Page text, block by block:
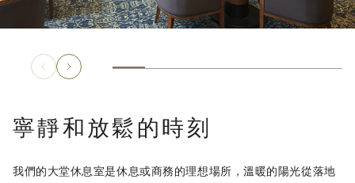
寧靜和放鬆的時刻
我們的大堂休息室是休息或商務的理想場所，溫暖的陽光從落地